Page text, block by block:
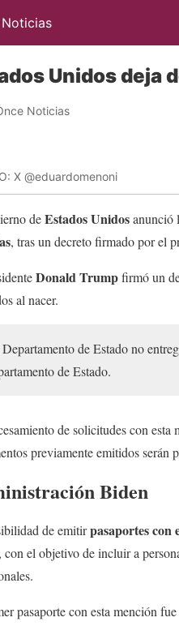
Unidos deja
Noticias
X @eduardomenoni
deEstados Unidosanunció
, tras un decreto firmado por el
Donald Trumpfirmó un
al nacer.
de Estado no
de Estado.
de solicitudes con esta
previamente emitidos
Biden
de emitirpasaportes con
, con el objetivo de incluir a
pasaporte con esta mención